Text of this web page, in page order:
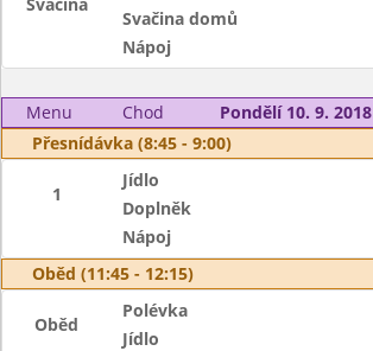
Svačina domů
Nápoj
Menu Chod
Pondělí 10. 9. 2018
Přesnídávka (8:45 - 9:00)
1
Jídlo
Doplněk
Nápoj
Oběd (11:45 - 12:15)
Oběd
Polévka
Jídlo